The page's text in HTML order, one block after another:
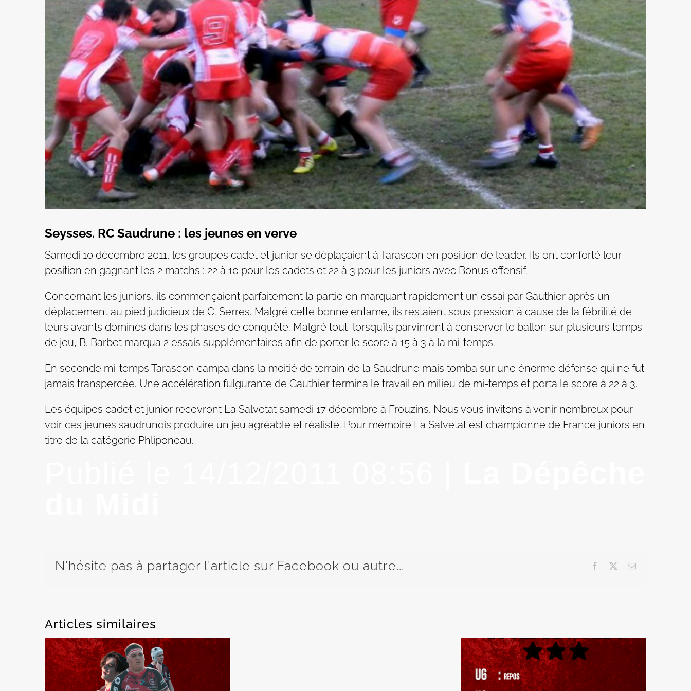
Seysses. RC Saudrune : les jeunes en verve
Samedi 10 décembre 2011, les groupes cadet et junior se déplaçaient à Tarascon en position de leader. Ils ont conforté leur
position en gagnant les 2 matchs : 22 à 10 pour les cadets et 22 à 3 pour les juniors avec Bonus offensif.
Concernant les juniors, ils commençaient parfaitement la partie en marquant rapidement un essai par Gauthier après un
déplacement au pied judicieux de C. Serres. Malgré cette bonne entame, ils restaient sous pression à cause de la fébrilité de
leurs avants dominés dans les phases de conquête. Malgré tout, lorsqu’ils parvinrent à conserver le ballon sur plusieurs temps
de jeu, B. Barbet marqua 2 essais supplémentaires afin de porter le score à 15 à 3 à la mi-temps.
En seconde mi-temps Tarascon campa dans la moitié de terrain de la Saudrune mais tomba sur une énorme défense qui ne fut
jamais transpercée. Une accélération fulgurante de Gauthier termina le travail en milieu de mi-temps et porta le score à 22 à 3.
Les équipes cadet et junior recevront La Salvetat samedi 17 décembre à Frouzins. Nous vous invitons à venir nombreux pour
voir ces jeunes saudrunois produire un jeu agréable et réaliste. Pour mémoire La Salvetat est championne de France juniors en
titre de la catégorie Phliponeau.
N'hésite pas à partager l'article sur Facebook ou autre... Facebook Email
Articles similaires